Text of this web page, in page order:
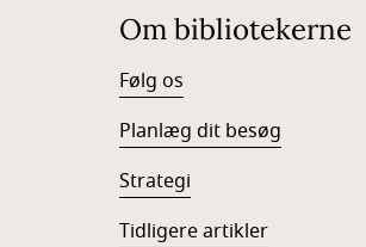
Om bibliotekerne
Følg os
Planlæg dit besøg
Strategi
Tidligere artikler